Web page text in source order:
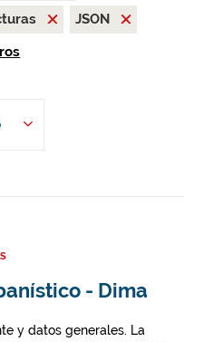
JSON
- Dima
y datos generales. La